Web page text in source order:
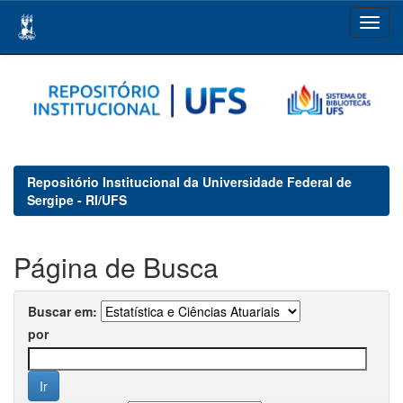
navigation
Repositório Institucional da Universidade Federal de
Sergipe - RI/UFS
Página de Busca
Buscar em:
por